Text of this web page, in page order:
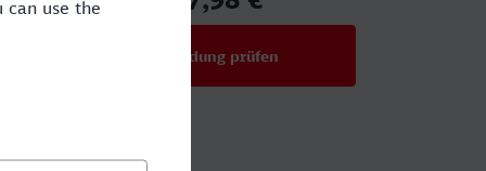
Verbindung prüfen